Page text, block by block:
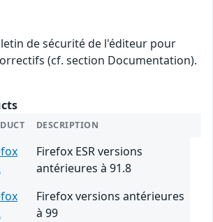
de sécurité de l'éditeur pour
(cf. section Documentation).
DESCRIPTION
Firefox ESR versions
antérieures à 91.8
Firefox versions antérieures
à 99